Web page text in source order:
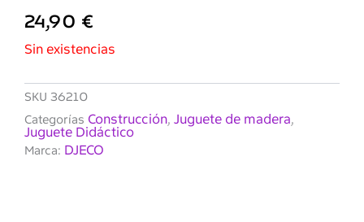
24,90 €
Sin existencias
SKU 36210
Categorías Construcción, Juguete de madera,
Juguete Didáctico
Marca: DJECO